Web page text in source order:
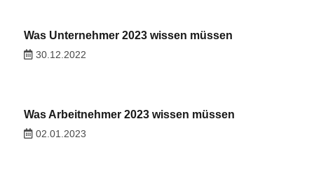
Was Unternehmer 2023 wissen müssen
30.12.2022
Was Arbeitnehmer 2023 wissen müssen
02.01.2023